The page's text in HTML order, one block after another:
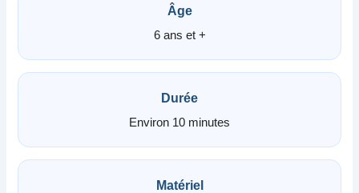
Âge
6 ans et +
Durée
Environ 10 minutes
Matériel